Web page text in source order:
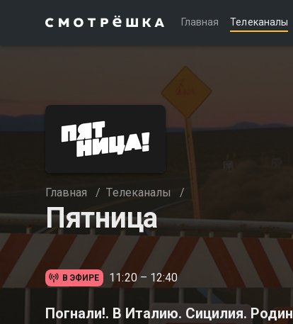
Главная Телеканалы
Главная / Телеканалы /
Пятница
В ЭФИРЕ 11:20 – 12:40
Погнали!. В Италию. Сицилия.